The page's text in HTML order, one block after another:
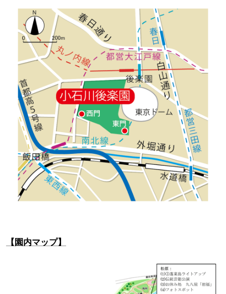
【園内マップ】